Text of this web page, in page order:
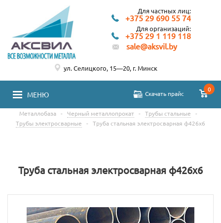
Для частных лиц:
+375 29 690 55 74
Для организаций:
+375 29 1 119 118
sale@aksvil.by
МЕНЮ Скачать прайс
0
ул. Селицкого, 15—20, г. Минск
Металлобаза - Черный металлопрокат - Трубы стальные
-
Трубы электросварные
- Труба стальная электросварная ф426х6
Труба стальная электросварная ф426х6